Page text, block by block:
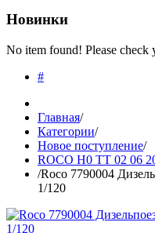
Новинки
No item found! Please check
#
Главная/
Категории/
Новое поступление/
ROCO H0 TT 02 06
/Roco 7790004
1/120